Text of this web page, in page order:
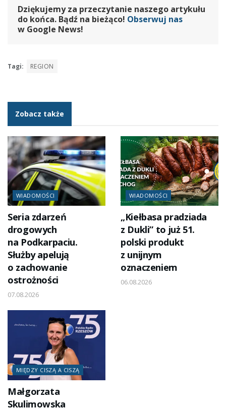
Dziękujemy za przeczytanie naszego artykułu
do końca. Bądź na bieżąco! Obserwuj nas
w Google News!
Tagi: REGION
Zobacz także
WIADOMOŚCI
Seria zdarzeń
drogowych
na Podkarpaciu.
Służby apelują
o zachowanie
ostrożności
07.08.2026
WIADOMOŚCI
„Kiełbasa pradziada
z Dukli” to już 51.
polski produkt
z unijnym
oznaczeniem
06.08.2026
MIĘDZY CISZĄ A CISZĄ
Małgorzata
Skulimowska